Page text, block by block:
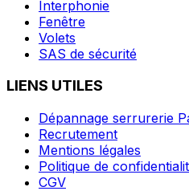
Interphonie
Fenêtre
Volets
SAS de sécurité
LIENS UTILES
Dépannage serrurerie
Recrutement
Mentions légales
Politique de
CGV